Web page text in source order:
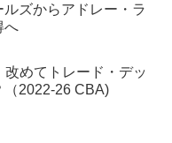
ルズからアドレー・ラ
へ
改めてトレード・デッ
（2022-26 CBA)